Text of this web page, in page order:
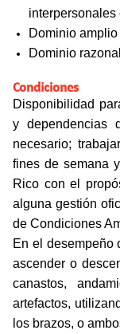
interpersonales
Dominio
Dominio
Condiciones
Disponibilidad
y dependencias
necesario;
fines de semana
Rico con el
alguna gestión
de Condiciones
En el desempeño
ascender o
canastos,
artefactos,
los brazos, o